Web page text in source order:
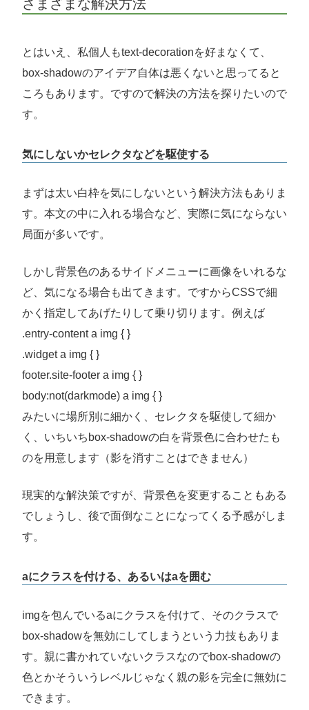
さまざまな解決方法
とはいえ、私個人もtext-decorationを好まなくて、
box-shadowのアイデア自体は悪くないと思ってると
ころもあります。ですので解決の方法を探りたいので
す。
気にしないかセレクタなどを駆使する
まずは太い白枠を気にしないという解決方法もありま
す。本文の中に入れる場合など、実際に気にならない
局面が多いです。
しかし背景色のあるサイドメニューに画像をいれるな
ど、気になる場合も出てきます。ですからCSSで細
かく指定してあげたりして乗り切ります。例えば
.entry-content a img { }
.widget a img { }
footer.site-footer a img { }
body:not(darkmode) a img { }
みたいに場所別に細かく、セレクタを駆使して細か
く、いちいちbox-shadowの白を背景色に合わせたも
のを用意します（影を消すことはできません）
現実的な解決策ですが、背景色を変更することもある
でしょうし、後で面倒なことになってくる予感がしま
す。
aにクラスを付ける、あるいはaを囲む
imgを包んでいるaにクラスを付けて、そのクラスで
box-shadowを無効にしてしまうという力技もありま
す。親に書かれていないクラスなのでbox-shadowの
色とかそういうレベルじゃなく親の影を完全に無効に
できます。